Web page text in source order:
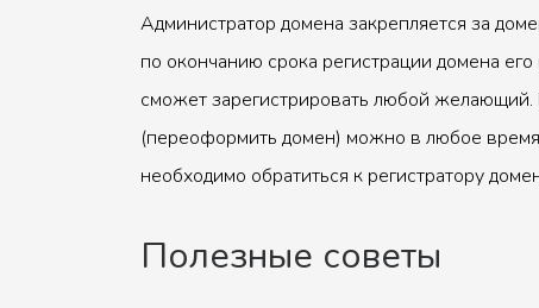
Администратор домена закрепляется за
по окончанию срока регистрации домена
сможет зарегистрировать любой
(переоформить домен) можно в любое
необходимо обратиться к регистратору
Полезные советы